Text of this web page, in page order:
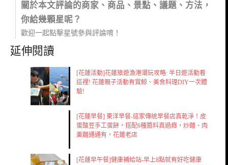
關於本文評論的商家、商品、景點、議題、方法，
你給幾顆星呢？
歡迎一起點擊星號參與評論唷！
延伸閱讀
[花蓮活動]花蓮旅遊漁港潮玩攻略: 半日遊活動看
這裡! 花蓮親子活動有賞鯨、美食料理DIY一次體
驗!
[花蓮早餐] 東洋早餐-這家傳統早餐店真乾淨！皮
蛋酸豆手工蛋餅，搭配6種醬料真過癮，炒麵、肉
羹麵通通有，花蓮老店
[花蓮早午餐]健康補給站-早上8點就有好吃健康